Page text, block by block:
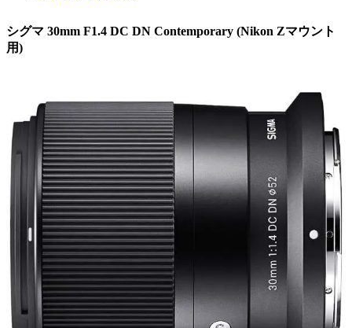
シグマ 30mm F1.4 DC DN Contemporary (Nikon Zマウント
用)